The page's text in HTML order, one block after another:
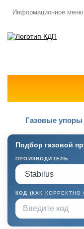
Информационное меню
Газовые упоры
Подбор газовой
ПРОИЗВОДИТЕЛЬ
КОД (КАК КОРРЕКТНО